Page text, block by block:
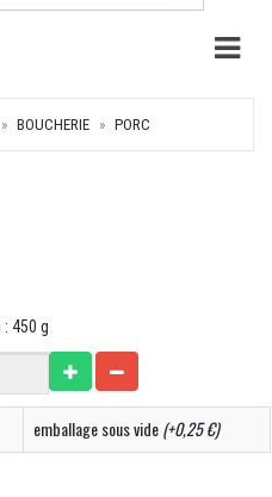
BOUCHERIE PORC
450 g
emballage sous vide(+0,25 €)